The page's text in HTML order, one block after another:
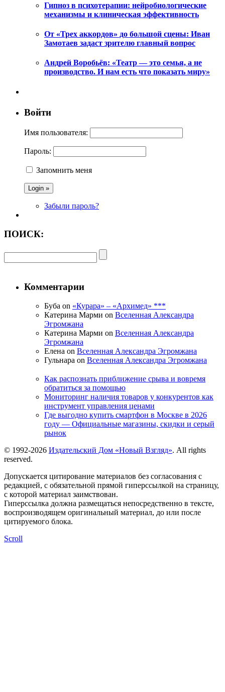
Гипноз в психотерапии: нейробиологические
механизмы и клиническая эффективность
От «Трех аккордов» до большой сцены: Иван
Замотаев задаст зрителю главный вопрос
Андрей Воробьёв: «Театр — это семья, а не
производство. И нам есть что показать миру»
Войти
Имя пользователя:
Пароль:
Запомнить меня
Забыли пароль?
ПОИСК:
Комментарии
Буба on «Курара» – «Архимед» ***
Катерина Марми on Вселенная Александра
Эгромжана
Катерина Марми on Вселенная Александра
Эгромжана
Елена on Вселенная Александра Эгромжана
Гульнара on Вселенная Александра Эгромжана
Как распознать приближение срыва и вовремя
обратиться за помощью
Мониторинг наличия товаров у конкурентов как
инструмент управления ценами
Где выгодно купить смартфон в Москве в 2026
году — Официальные магазины, скидки и серый
рынок
© 1992-2026 Издательский Дом «Новый Взгляд». All rights
reserved.
Допускается цитирование материалов без согласования с
редакцией, с обязательной прямой гиперссылкой на страницу,
с которой материал заимствован.
Гиперссылка должна размещаться непосредственно в тексте,
воспроизводящем оригинальный материал, до или после
цитируемого блока.
Scroll